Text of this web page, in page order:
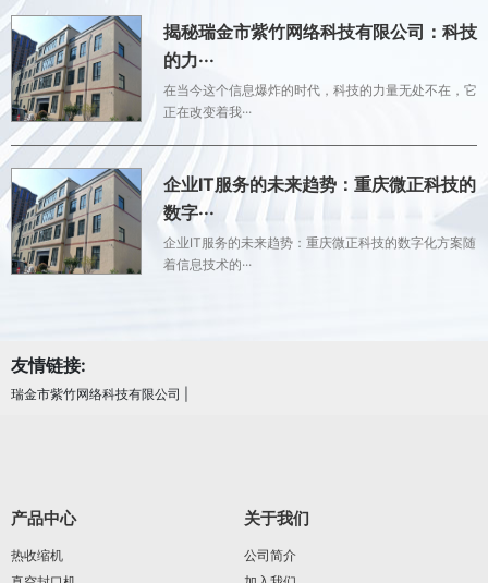
揭秘瑞金市紫竹网络科技有限公司：科技
的力···
在当今这个信息爆炸的时代，科技的力量无处不在，它
正在改变着我···
企业IT服务的未来趋势：重庆微正科技的
数字···
企业IT服务的未来趋势：重庆微正科技的数字化方案随
着信息技术的···
友情链接:
瑞金市紫竹网络科技有限公司
产品中心
热收缩机
关于我们
公司简介